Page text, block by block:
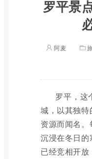
罗平景
阿麦
罗平，这
城，以其独
资源而闻名
沉浸在冬日
已经竞相开